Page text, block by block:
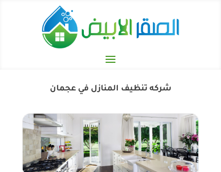
شركه تنظيف المنازل في عجمان